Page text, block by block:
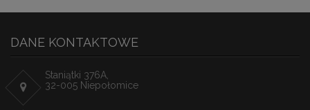
DANE KONTAKTOWE
Staniątki 376A,
32-005 Niepołomice